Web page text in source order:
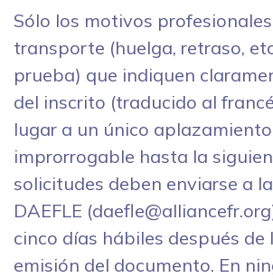
Sólo los motivos
transporte (huelga, retraso,
prueba) que indiquen
del inscrito (traducido al
lugar a un único aplazamiento
improrrogable hasta la
solicitudes deben enviarse a
DAEFLE
cinco días hábiles después de
emisión del documento. En